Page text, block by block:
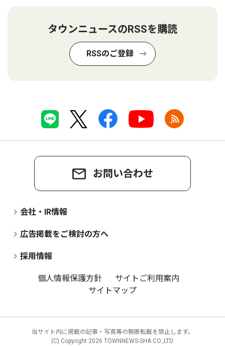
タウンニュースのRSSを購読
RSSのご登録
お問い合わせ
会社・IR情報
広告掲載をご検討の方へ
採用情報
個人情報保護方針
サイトご利用案内
サイトマップ
当サイト内に掲載の記事・写真等の無断転載を禁止します。
(C) Copyright 2026 TOWNNEWS-SHA CO.,LTD.